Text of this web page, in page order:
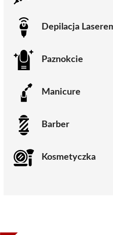
Depilacja
Paznokcie
Manicure
Barber
Kosmetyczka